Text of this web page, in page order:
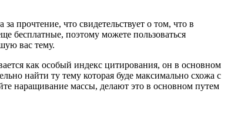
прочтение, что свидетельствует о том, что в
бесплатные, поэтому можете пользоваться
вас тему.
как особый индекс цитирования, он в основном
найти ту тему которая буде максимально схожа с
наращивание массы, делают это в основном путем